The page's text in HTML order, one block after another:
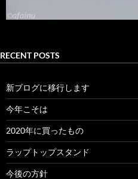
RECENT POSTS
新ブログに移行します
今年こそは
2020年に買ったもの
ラップトップスタンド
今後の方針